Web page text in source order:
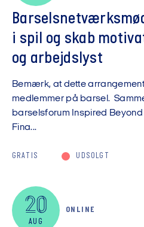
i spil og skab
og arbejdslyst
Bemærk, at dette
medlemmer på barsel.
barselsforum Inspired
Fina...
GRATIS UDSOLGT
20
AUG
ONLINE